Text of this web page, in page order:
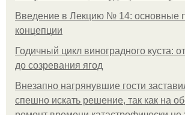
Введение в Лекцию № 14: основные
концепции
Годичный цикл виноградного куста:
до созревания ягод
Внезапно нагрянувшие гости
спешно искать решение, так как на